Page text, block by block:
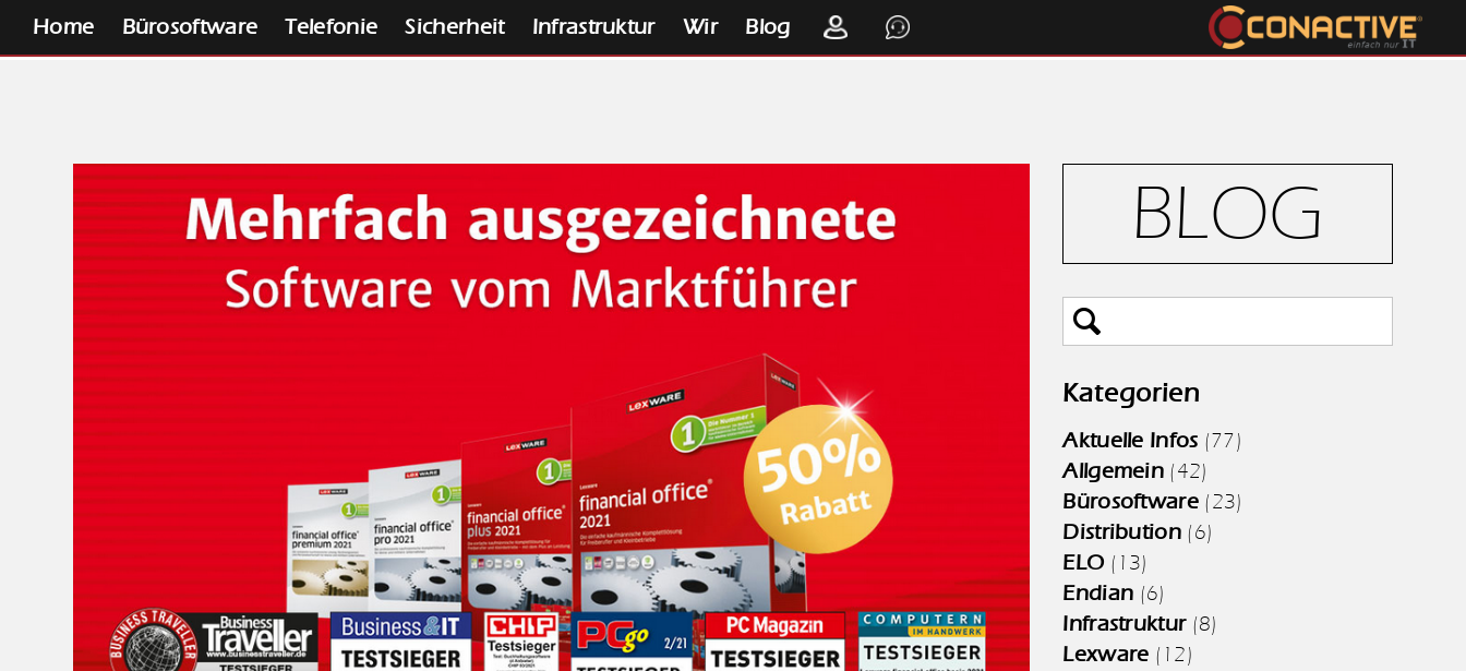
Home Bürosoftware Telefonie Sicherheit Infrastruktur Wir Blog K S
BLOG
Kategorien
Aktuelle Infos (77)
Allgemein (42)
Bürosoftware (23)
Distribution (6)
ELO (13)
Endian (6)
Infrastruktur(8)
Lexware (12)